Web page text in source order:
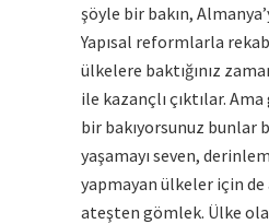
şöyle bir bakın,
Yapısal reformlarla
ülkelere baktığınız
ile kazançlı çıktılar.
bir bakıyorsunuz bunlar
yaşamayı seven,
yapmayan ülkeler için
ateşten gömlek. Ülke